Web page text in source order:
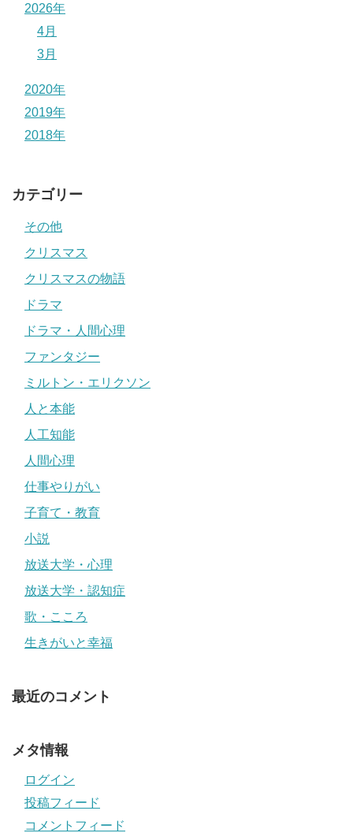
2026年
4月
3月
2020年
2019年
2018年
カテゴリー
その他
クリスマス
クリスマスの物語
ドラマ
ドラマ・人間心理
ファンタジー
ミルトン・エリクソン
人と本能
人工知能
人間心理
仕事やりがい
子育て・教育
小説
放送大学・心理
放送大学・認知症
歌・こころ
生きがいと幸福
最近のコメント
メタ情報
ログイン
投稿フィード
コメントフィード